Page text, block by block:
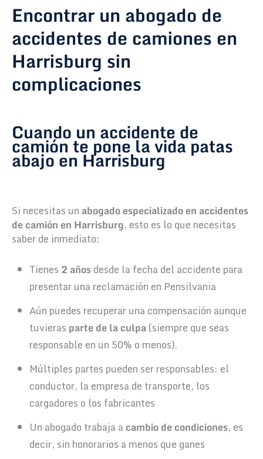
Encontrar un abogado de
accidentes de camiones en
Harrisburg sin
complicaciones
Cuando un accidente de
camión te pone la vida patas
abajo en Harrisburg
Si necesitas un abogado especializado en accidentes
de camión en Harrisburg, esto es lo que necesitas
saber de inmediato:
Tienes 2 añosdesde la fecha del accidente para
presentar una reclamación en Pensilvania
Aún puedes recuperar una compensación aunque
tuvieras parte de la culpa(siempre que seas
responsable en un 50% o menos).
Múltiples partes pueden ser responsables: el
conductor, la empresa de transporte, los
cargadores o los fabricantes
Un abogado trabaja acambio de condiciones, es
decir, sin honorarios a menos que ganes